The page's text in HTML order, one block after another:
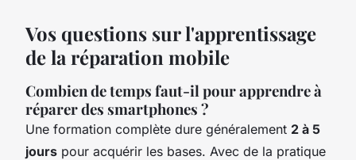
Vos questions sur l'apprentissage
de la réparation mobile
Combien de temps faut-il pour apprendre à
réparer des smartphones ?
Une formation complète dure généralement 2 à 5
jours pour acquérir les bases. Avec de la pratique